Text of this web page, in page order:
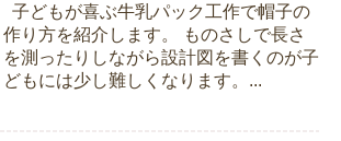
子どもが喜ぶ牛乳パック工作で帽子の
作り方を紹介します。 ものさしで長さ
を測ったりしながら設計図を書くのが子
どもには少し難しくなります。...